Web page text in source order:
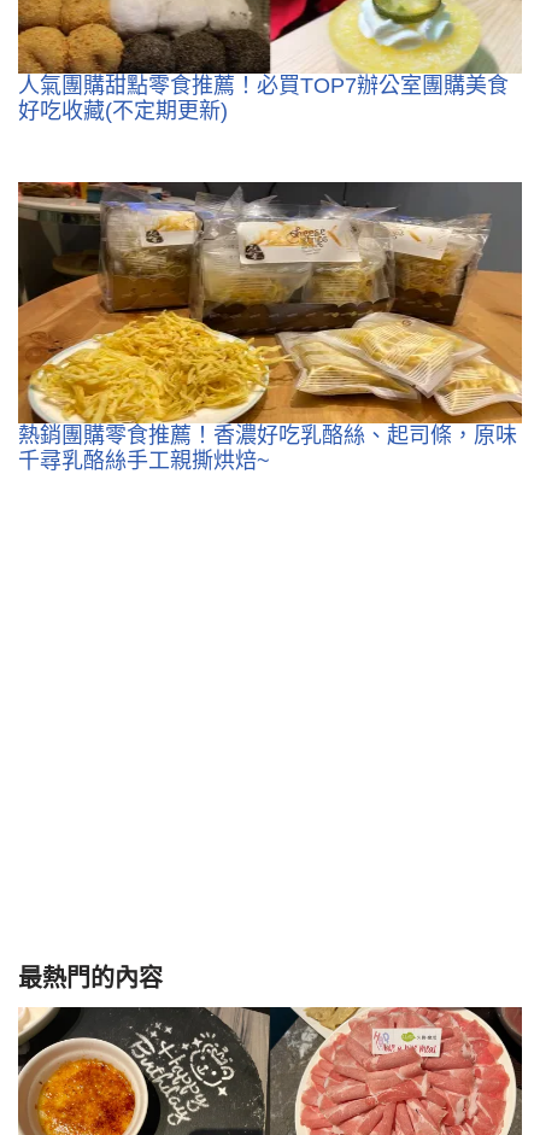
人氣團購甜點零食推薦！必買TOP7辦公室團購美食
好吃收藏(不定期更新)
熱銷團購零食推薦！香濃好吃乳酪絲、起司條，原味
千尋乳酪絲手工親撕烘焙~
最熱門的內容